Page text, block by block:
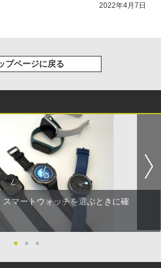
2022年4月7日
プページに戻る
マートウォッチを選ぶときに確
● ● ●